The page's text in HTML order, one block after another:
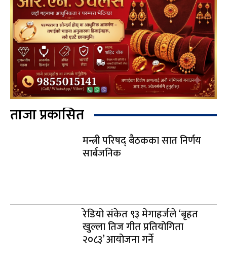
ताजा प्रकासित
मन्त्री परिषद् बैठकका सात निर्णय
सार्बजनिक
रेडियो संकेत ९३ मेगाहर्जले ‘बृहत
खुल्ला तिज गीत प्रतियोगिता
२०८३’ आयोजना गर्ने